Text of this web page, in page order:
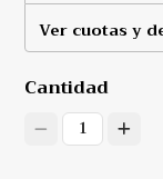
Ver cuotas y
Cantidad
1